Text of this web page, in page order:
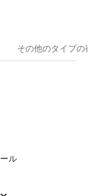
その他のタ⁠イ⁠プ⁠の
ル